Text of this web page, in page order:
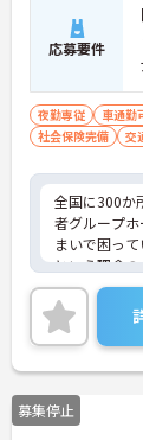
応募要件
夜勤専従 車通勤
社会保険完備
交
全国に300か
者グループ
まいで困っ
という理念
立を支援し
ワークや扶
ペースで働
活躍中で、
トできるよ
す。昇給の機
境です。正社
募集停止